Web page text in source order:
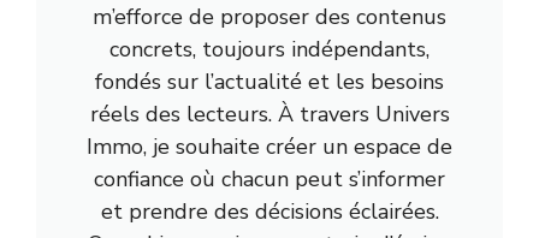
m’efforce de proposer des contenus
concrets, toujours indépendants,
fondés sur l’actualité et les besoins
réels des lecteurs. À travers Univers
Immo, je souhaite créer un espace de
confiance où chacun peut s’informer
et prendre des décisions éclairées.